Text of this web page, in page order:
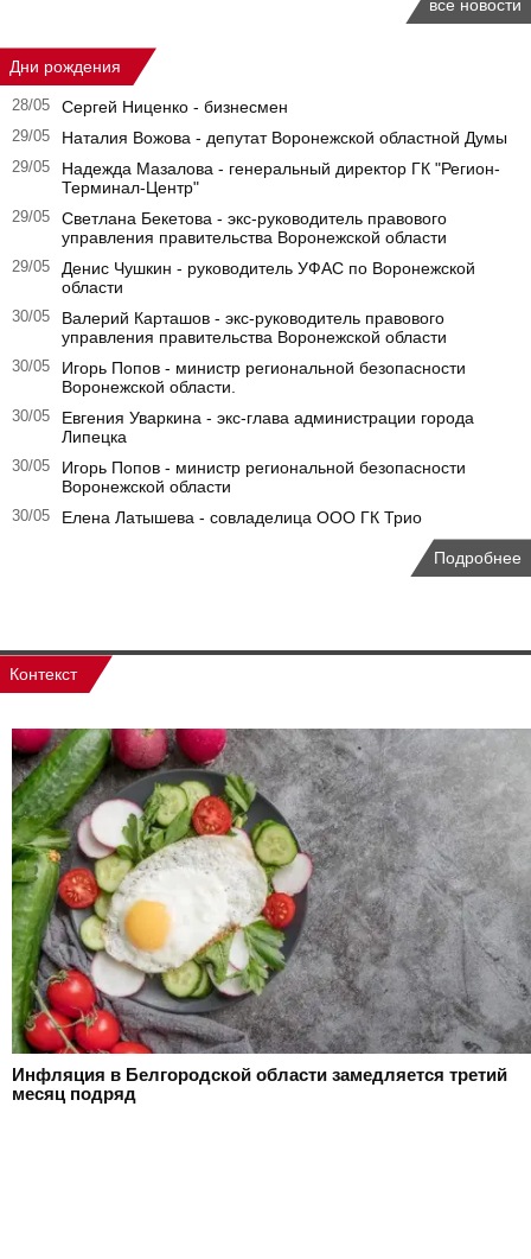
все новости
Дни рождения
28/05 Сергей Ниценко - бизнесмен
29/05 Наталия Вожова - депутат Воронежской областной Думы
29/05
Надежда Мазалова - генеральный директор ГК "Регион-
Терминал-Центр"
29/05
Светлана Бекетова - экс-руководитель правового
управления правительства Воронежской области
29/05
Денис Чушкин - руководитель УФАС по Воронежской
области
30/05
Валерий Карташов - экс-руководитель правового
управления правительства Воронежской области
30/05
Игорь Попов - министр региональной безопасности
Воронежской области.
30/05
Евгения Уваркина - экс-глава администрации города
Липецка
30/05
Игорь Попов - министр региональной безопасности
Воронежской области
30/05 Елена Латышева - совладелица ООО ГК Трио
Подробнее
Контекст
Инфляция в Белгородской области замедляется третий
месяц подряд